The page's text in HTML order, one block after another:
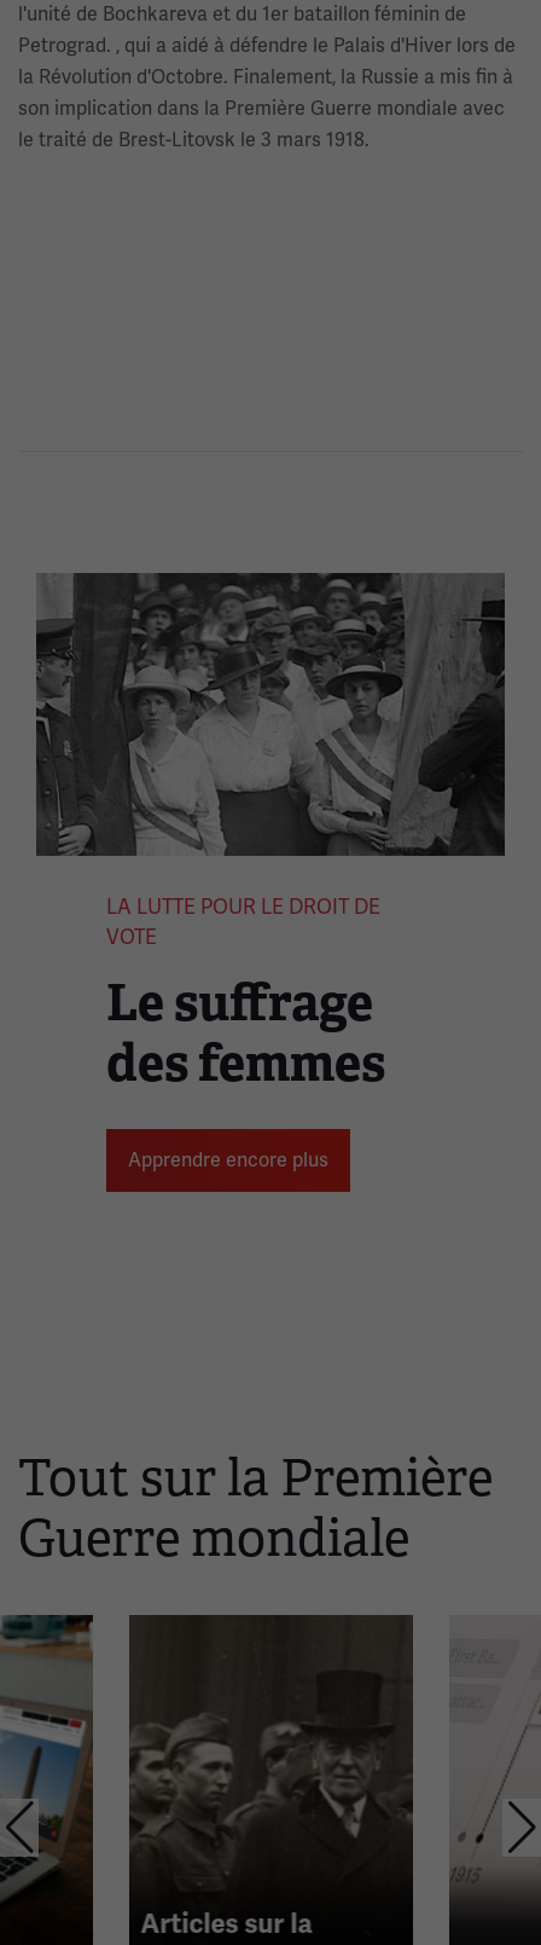
l'unité de Bochkareva et du 1er bataillon féminin de
Petrograd. , qui a aidé à défendre le Palais d'Hiver lors de
la Révolution d'Octobre. Finalement, la Russie a mis fin à
son implication dans la Première Guerre mondiale avec
le traité de Brest-Litovsk le 3 mars 1918.
LA LUTTE POUR LE DROIT DE
VOTE
Le suffrage
des femmes
Apprendre encore plus
Ceci
est
un
carrousel.
section
contient
diapositives
avec
des
liens.
Utilisez
les
flèches
Tout sur la Première
Guerre mondiale
Articles sur la